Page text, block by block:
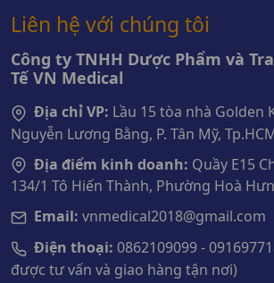
Liên hệ với chúng tôi
Công ty TNHH Dược Phẩm và
Tế VN Medical
Địa chỉ VP: Lầu 15 tòa nhà Golden
Nguyễn Lương Bằng, P. Tân Mỹ,
Địa điểm kinh doanh: Quầy E15
134/1 Tô Hiến Thành, Phường Hoà
Email: vnmedical2018@gmail.com
Điện thoại: 0862109099 -
được tư vấn và giao hàng tận nơi)